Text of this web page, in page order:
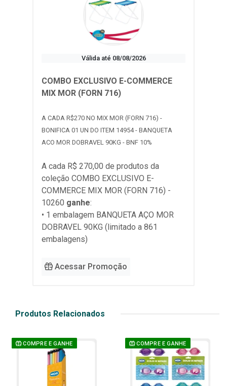
Válida até 08/08/2026
COMBO EXCLUSIVO E-COMMERCE
MIX MOR (FORN 716)
A CADA R$270 NO MIX MOR (FORN 716) -
BONIFICA 01 UN DO ITEM 14954 - BANQUETA
ACO MOR DOBRAVEL 90KG - BNF 10%
A cada R$ 270,00 de produtos da
coleção COMBO EXCLUSIVO E-
COMMERCE MIX MOR (FORN 716) -
10260 ganhe:
• 1 embalagem BANQUETA AÇO MOR
DOBRAVEL 90KG (limitado a 861
embalagens)
Acessar Promoção
Produtos Relacionados
COMPRE E GANHE COMPRE E GANHE